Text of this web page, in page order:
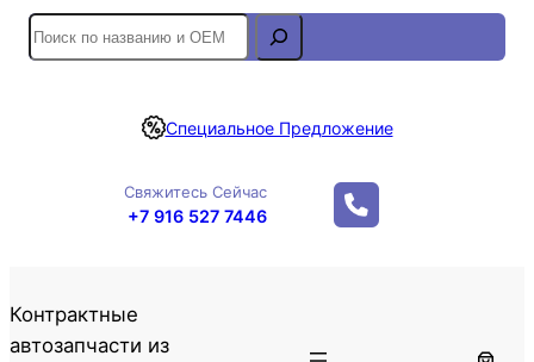
S
e
r
Специальное Предложение
Свяжитесь Сейчас
+7 916 527 7446
Контрактные
автозапчасти из